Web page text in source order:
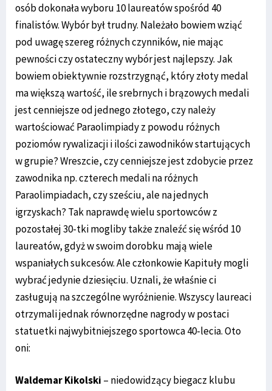
osób dokonała wyboru 10 laureatów spośród 40
finalistów. Wybór był trudny. Należało bowiem wziąć
pod uwagę szereg różnych czynników, nie mając
pewności czy ostateczny wybór jest najlepszy. Jak
bowiem obiektywnie rozstrzygnąć, który złoty medal
ma większą wartość, ile srebrnych i brązowych medali
jest cenniejsze od jednego złotego, czy należy
wartościować Paraolimpiady z powodu różnych
poziomów rywalizacji i ilości zawodników startujących
w grupie? Wreszcie, czy cenniejsze jest zdobycie przez
zawodnika np. czterech medali na różnych
Paraolimpiadach, czy sześciu, ale na jednych
igrzyskach? Tak naprawdę wielu sportowców z
pozostałej 30-tki mogliby także znaleźć się wśród 10
laureatów, gdyż w swoim dorobku mają wiele
wspaniałych sukcesów. Ale członkowie Kapituły mogli
wybrać jedynie dziesięciu. Uznali, że właśnie ci
zasługują na szczególne wyróżnienie. Wszyscy laureaci
otrzymali jednak równorzędne nagrody w postaci
statuetki najwybitniejszego sportowca 40-lecia. Oto
oni:
Waldemar Kikolski – niedowidzący biegacz klubu